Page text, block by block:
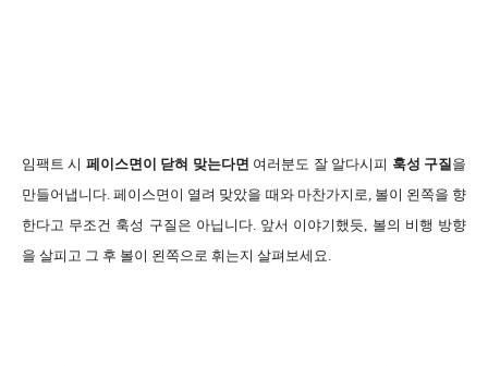
임팩트 시 페이스면이 닫혀 맞는다면 여러분도 잘 알다시피 훅성 구질을
만들어냅니다. 페이스면이 열려 맞았을 때와 마찬가지로, 볼이 왼쪽을 향
한다고 무조건 훅성 구질은 아닙니다. 앞서 이야기했듯, 볼의 비행 방향
을 살피고 그 후 볼이 왼쪽으로 휘는지 살펴보세요.